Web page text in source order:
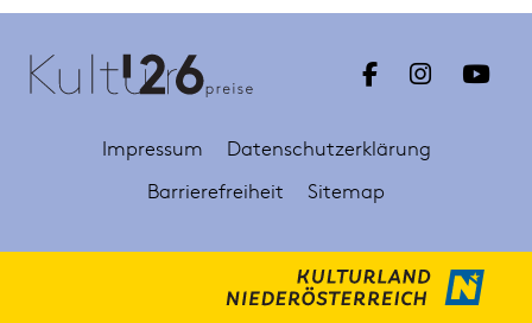
Impressum
Datenschutzerklärung
Barrierefreiheit
Sitemap